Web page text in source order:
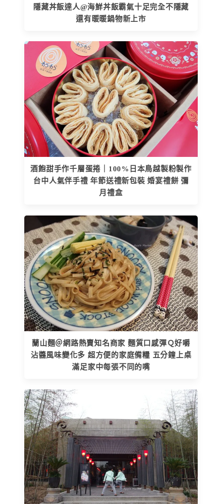
隱藏丼飯達人@海鮮丼飯霸氣十足完全不隱藏
還有暖暖鍋物新上市
酒飽甜手作千層蛋捲｜100%日本鳥越製粉製作
台中人氣伴手禮 年節送禮新包裝 婚宴禮餅 彌
月禮盒
蘭山麵＠網路熱賣知名商家 麵質口感彈Ｑ好嚼
沾醬風味變化多 超方便的家庭備糧 五分鐘上桌
滿足家中每張不同的嘴